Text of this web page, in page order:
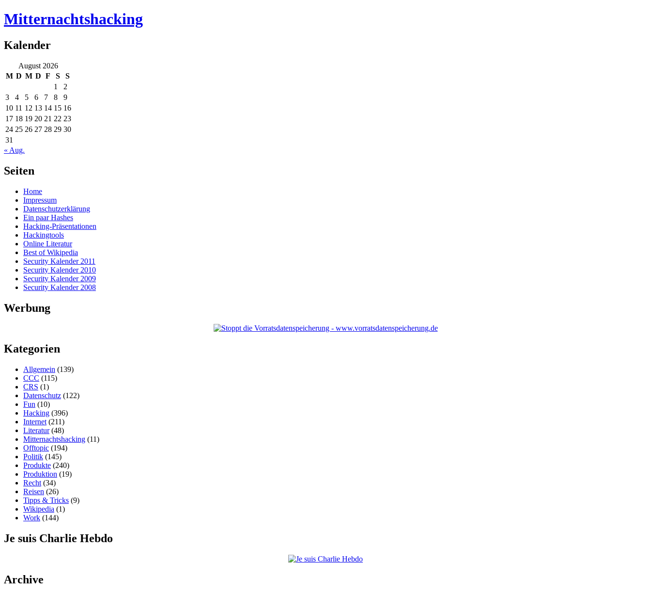
Mitternachtshacking
Kalender
August 2026
M D M D F S
S
1
2
3
4 5 6 7 8
9
10 11 12 13 14 15 16
17 18 19 20 21 22 23
24 25 26 27 28 29 30
31
« Aug.
Seiten
Home
Impressum
Datenschutzerklärung
Ein paar Hashes
Hacking-Präsentationen
Hackingtools
Online Literatur
Best of Wikipedia
Security Kalender 2011
Security Kalender 2010
Security Kalender 2009
Security Kalender 2008
Werbung
Kategorien
Allgemein (139)
CCC (115)
CRS (1)
Datenschutz (122)
Fun (10)
Hacking (396)
Internet (211)
Literatur(48)
Mitternachtshacking (11)
Offtopic (194)
Politik (145)
Produkte (240)
Produktion (19)
Recht (34)
Reisen (26)
Tipps & Tricks (9)
Wikipedia (1)
Work (144)
Je suis Charlie Hebdo
Archive